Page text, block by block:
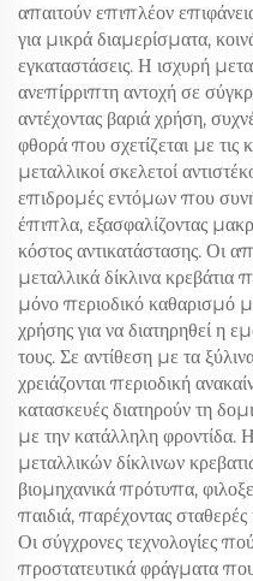
απαιτούν επιπλέον
για μικρά διαμερίσματα,
εγκαταστάσεις. Η ισχυρή
ανεπίρριπτη αντοχή σε
αντέχοντας βαριά χρήση,
φθορά που σχετίζεται με τις
μεταλλικοί σκελετοί
επιδρομές εντόμων που
έπιπλα, εξασφαλίζοντας
κόστος αντικατάστασης. Οι
μεταλλικά δίκλινα κρεβάτια
μόνο περιοδικό καθαρισμό
χρήσης για να διατηρηθεί η
τους. Σε αντίθεση με τα
χρειάζονται περιοδική
κατασκευές διατηρούν τη
με την κατάλληλη φροντίδα.
μεταλλικών δίκλινων
βιομηχανικά πρότυπα,
παιδιά, παρέχοντας
Οι σύγχρονες τεχνολογίες
προστατευτικά φράγματα που